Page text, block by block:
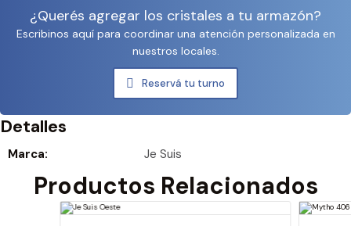
¿Querés agregar los cristales a tu armazón?
Escribinos aquí para coordinar una atención personalizada en
nuestros locales.
Reservá tu turno
Detalles
Marca: Je Suis
Productos Relacionados